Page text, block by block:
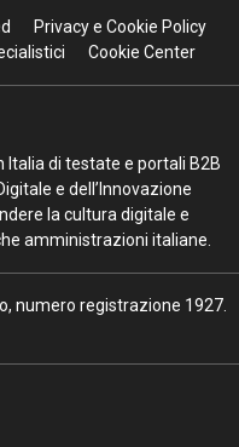
Privacy e Cookie Policy
Cookie Center
Italia di testate e portali B2B
e dell’Innovazione
la cultura digitale e
amministrazioni italiane.
numero registrazione 1927.